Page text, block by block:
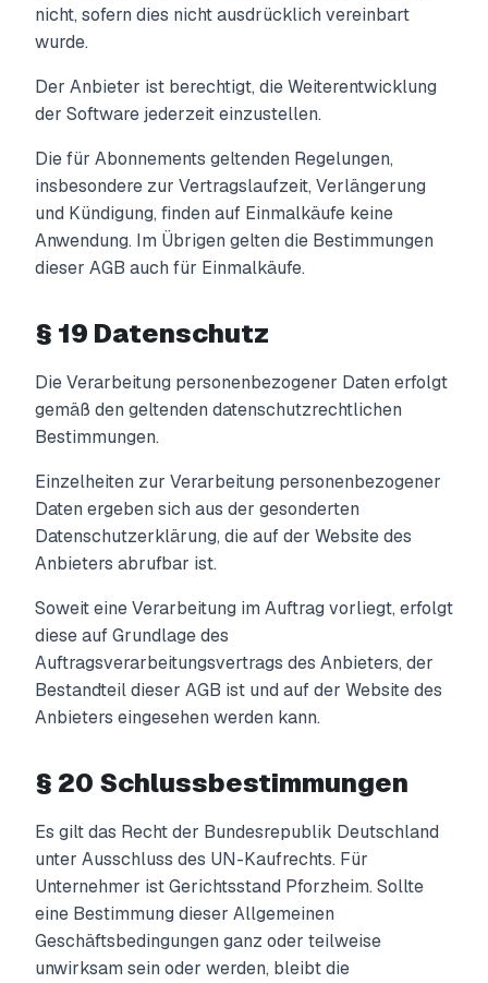
nicht, sofern dies nicht ausdrücklich vereinbart
wurde.
Der Anbieter ist berechtigt, die Weiterentwicklung
der Software jederzeit einzustellen.
Die für Abonnements geltenden Regelungen,
insbesondere zur Vertragslaufzeit, Verlängerung
und Kündigung, finden auf Einmalkäufe keine
Anwendung. Im Übrigen gelten die Bestimmungen
dieser AGB auch für Einmalkäufe.
§ 19 Datenschutz
Die Verarbeitung personenbezogener Daten erfolgt
gemäß den geltenden datenschutzrechtlichen
Bestimmungen.
Einzelheiten zur Verarbeitung personenbezogener
Daten ergeben sich aus der gesonderten
Datenschutzerklärung, die auf der Website des
Anbieters abrufbar ist.
Soweit eine Verarbeitung im Auftrag vorliegt, erfolgt
diese auf Grundlage des
Auftragsverarbeitungsvertrags des Anbieters, der
Bestandteil dieser AGB ist und auf der Website des
Anbieters eingesehen werden kann.
§ 20 Schlussbestimmungen
Es gilt das Recht der Bundesrepublik Deutschland
unter Ausschluss des UN-Kaufrechts. Für
Unternehmer ist Gerichtsstand Pforzheim. Sollte
eine Bestimmung dieser Allgemeinen
Geschäftsbedingungen ganz oder teilweise
unwirksam sein oder werden, bleibt die